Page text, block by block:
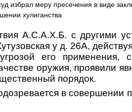
избрал меру пресечения в виде
хулиганства
А.С.А.Х.Б. с другими
у д. 26А,
его применения,
оружия, проявили
порядок.
в совершении